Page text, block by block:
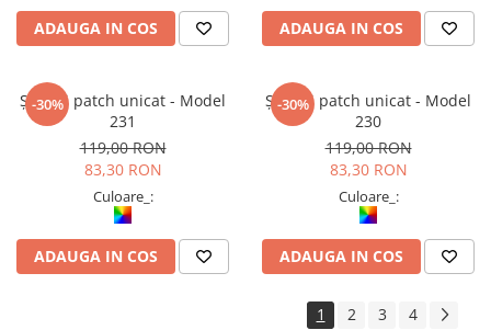
ADAUGA IN COS ADAUGA IN COS
-30%
Șalvari patch unicat - Model
231
119,00 RON
83,30 RON
Culoare_:
ADAUGA IN COS
-30%
Șalvari patch unicat - Model
230
119,00 RON
83,30 RON
Culoare_:
ADAUGA IN COS
1 2 3 4